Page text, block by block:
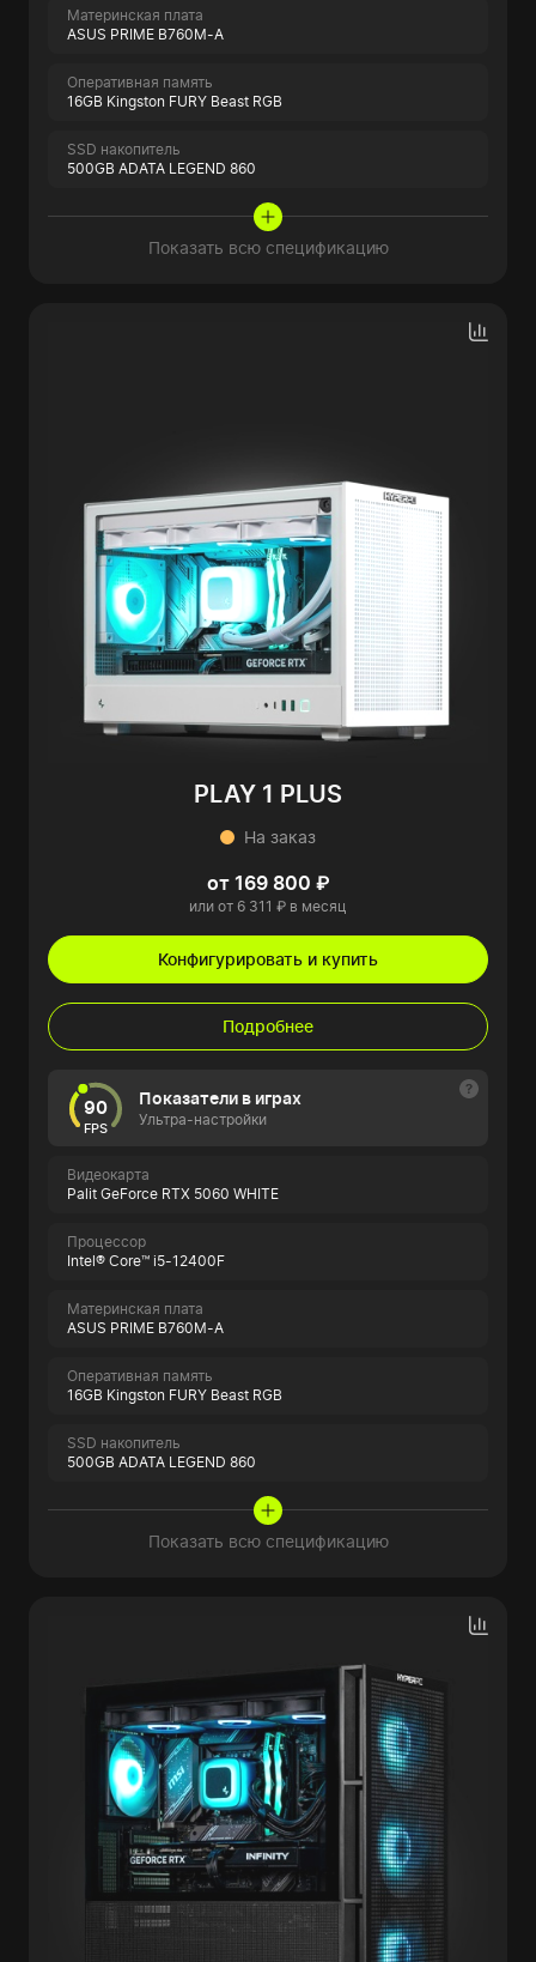
Материнская плата
ASUS PRIME B760M-A
Оперативная память
16GB Kingston FURY Beast RGB
SSD накопитель
500GB ADATA LEGEND 860
Показать всю спецификацию
PLAY 1 PLUS
На заказ
от 169 800 ₽
или от 6 311 ₽ в месяц
Конфигурировать и купить
Подробнее
90
FPS
Показатели в играх
Ультра-настройки
Видеокарта
Palit GeForce RTX 5060 WHITE
Процессор
Intel® Core™ i5-12400F
Материнская плата
ASUS PRIME B760M-A
Оперативная память
16GB Kingston FURY Beast RGB
SSD накопитель
500GB ADATA LEGEND 860
Показать всю спецификацию